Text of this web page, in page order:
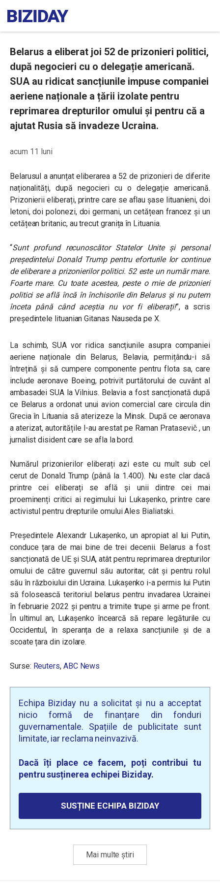
Belarus a eliberat joi 52 de prizonieri politici,
după negocieri cu o delegație americană.
SUA au ridicat sancțiunile impuse companiei
aeriene naționale a țării izolate pentru
reprimarea drepturilor omului și pentru că a
ajutat Rusia să invadeze Ucraina.
acum 11 luni
Belarusul a anunțat eliberarea a 52 de prizonieri de diferite
naționalități, după negocieri cu o delegație americană.
Prizonierii eliberați, printre care se aflau șase lituanieni, doi
letoni, doi polonezi, doi germani, un cetățean francez și un
cetățean britanic, au trecut granița în Lituania.
“Sunt profund recunoscător Statelor Unite și personal
președintelui Donald Trump pentru eforturile lor continue
de eliberare a prizonierilor politici. 52 este un număr mare.
Foarte mare. Cu toate acestea, peste o mie de prizonieri
politici se află încă în închisorile din Belarus și nu putem
înceta până când aceștia nu vor fi eliberați!”, a scris
președintele lituanian Gitanas Nauseda pe X.
La schimb, SUA vor ridica sancțiunile asupra companiei
aeriene naționale din Belarus, Belavia, permițându-i să
întrețină și să cumpere componente pentru flota sa, care
include aeronave Boeing, potrivit purtătorului de cuvânt al
ambasadei SUA la Vilnius. Belavia a fost sancționată după
ce Belarus a ordonat unui avion comercial care circula din
Grecia în Lituania să aterizeze la Minsk. După ce aeronava
a aterizat, autoritățile l-au arestat pe Raman Pratasevič , un
jurnalist disident care se afla la bord.
Numărul prizonierilor eliberați azi este cu mult sub cel
cerut de Donald Trump (până la 1.400). Nu este clar dacă
printre cei eliberați se află și unii dintre cei mai
proeminenți critici ai regimului lui Lukașenko, printre care
activistul pentru drepturile omului Ales Bialiatski.
Președintele Alexandr Lukașenko, un apropiat al lui Putin,
conduce țara de mai bine de trei decenii. Belarus a fost
sancționată de UE și SUA, atât pentru reprimarea drepturilor
omului de către guvernul său autoritar, cât și pentru rolul
său în războiului din Ucraina. Lukașenko i-a permis lui Putin
să folosească teritoriul belarus pentru invadarea Ucrainei
în februarie 2022 și pentru a trimite trupe și arme pe front.
În ultimul an, Lukașenko încearcă să repare legăturile cu
Occidentul, în speranța de a relaxa sancțiunile și de a
scoate țara din izolare.
Surse: Reuters, ABC News
Echipa Biziday nu a solicitat și nu a acceptat
nicio formă de finanțare din fonduri
guvernamentale. Spațiile de publicitate sunt
limitate, iar reclama neinvazivă.
Dacă îți place ce facem, poți contribui tu
pentru susținerea echipei Biziday.
SUSȚINE ECHIPA BIZIDAY
Mai multe știri